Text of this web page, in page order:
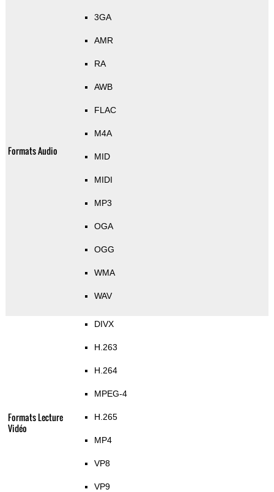
Formats Audio
3GA
AMR
RA
AWB
FLAC
M4A
MID
MIDI
MP3
OGA
OGG
WMA
WAV
Formats Lecture
Vidéo
DIVX
H.263
H.264
MPEG-4
H.265
MP4
VP8
VP9